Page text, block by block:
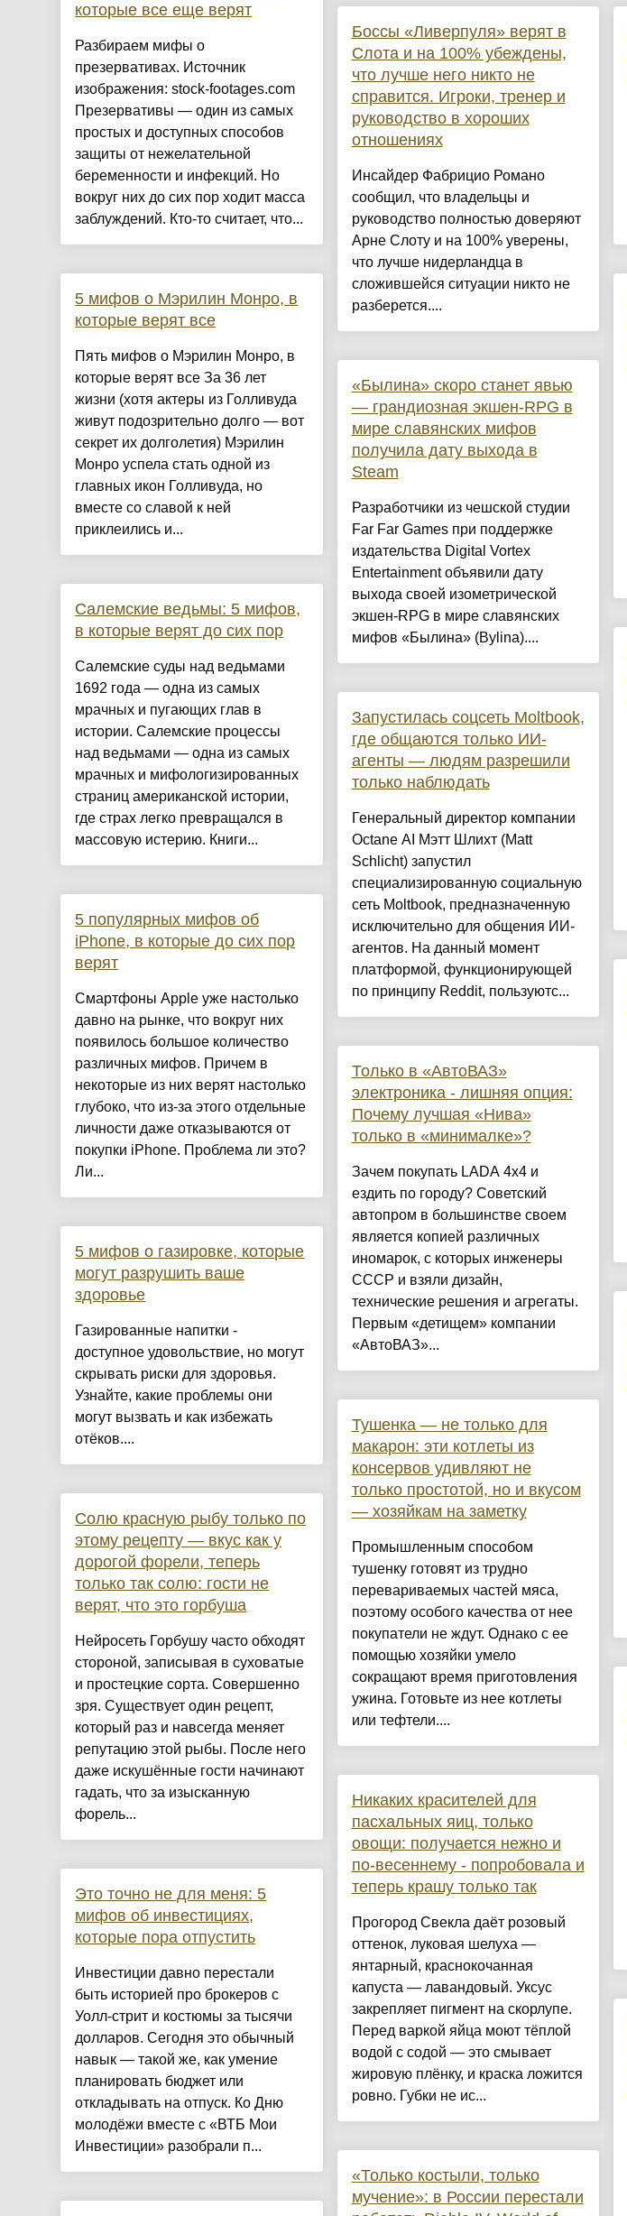
которые все еще верят
Разбираем мифы о
презервативах. Источник
изображения: stock-footages.com
Презервативы — один из самых
простых и доступных способов
защиты от нежелательной
беременности и инфекций. Но
вокруг них до сих пор ходит масса
заблуждений. Кто-то считает, что...
5 мифов о Мэрилин Монро, в
которые верят все
Пять мифов о Мэрилин Монро, в
которые верят все За 36 лет
жизни (хотя актеры из Голливуда
живут подозрительно долго — вот
секрет их долголетия) Мэрилин
Монро успела стать одной из
главных икон Голливуда, но
вместе со славой к ней
приклеились и...
Салемские ведьмы: 5 мифов,
в которые верят до сих пор
Салемские суды над ведьмами
1692 года — одна из самых
мрачных и пугающих глав в
истории. Салемские процессы
над ведьмами — одна из самых
мрачных и мифологизированных
страниц американской истории,
где страх легко превращался в
массовую истерию. Книги...
5 популярных мифов об
iPhone, в которые до сих пор
верят
Смартфоны Apple уже настолько
давно на рынке, что вокруг них
появилось большое количество
различных мифов. Причем в
некоторые из них верят настолько
глубоко, что из-за этого отдельные
личности даже отказываются от
покупки iPhone. Проблема ли это?
Ли...
5 мифов о газировке, которые
могут разрушить ваше
здоровье
Газированные напитки -
доступное удовольствие, но могут
скрывать риски для здоровья.
Узнайте, какие проблемы они
могут вызвать и как избежать
отёков....
Солю красную рыбу только по
этому рецепту — вкус как у
дорогой форели, теперь
только так солю: гости не
верят, что это горбуша
Нейросеть Горбушу часто обходят
стороной, записывая в суховатые
и простецкие сорта. Совершенно
зря. Существует один рецепт,
который раз и навсегда меняет
репутацию этой рыбы. После него
даже искушённые гости начинают
гадать, что за изысканную
форель...
Это точно не для меня: 5
мифов об инвестициях,
которые пора отпустить
Инвестиции давно перестали
быть историей про брокеров с
Уолл-стрит и костюмы за тысячи
долларов. Сегодня это обычный
навык — такой же, как умение
планировать бюджет или
откладывать на отпуск. Ко Дню
молодёжи вместе с «ВТБ Мои
Инвестиции» разобрали п...
Боссы «Ливерпуля» верят в
Слота и на 100% убеждены,
что лучше него никто не
справится. Игроки, тренер и
руководство в хороших
отношениях
Инсайдер Фабрицио Романо
сообщил, что владельцы и
руководство полностью доверяют
Арне Слоту и на 100% уверены,
что лучше нидерландца в
сложившейся ситуации никто не
разберется....
«Былина» скоро станет явью
— грандиозная экшен-RPG в
мире славянских мифов
получила дату выхода в
Steam
Разработчики из чешской студии
Far Far Games при поддержке
издательства Digital Vortex
Entertainment объявили дату
выхода своей изометрической
экшен-RPG в мире славянских
мифов «Былина» (Bylina)....
Запустилась соцсеть Moltbook,
где общаются только ИИ-
агенты — людям разрешили
только наблюдать
Генеральный директор компании
Octane AI Мэтт Шлихт (Matt
Schlicht) запустил
специализированную социальную
сеть Moltbook, предназначенную
исключительно для общения ИИ-
агентов. На данный момент
платформой, функционирующей
по принципу Reddit, пользуютс...
Только в «АвтоВАЗ»
электроника - лишняя опция:
Почему лучшая «Нива»
только в «минималке»?
Зачем покупать LADA 4x4 и
ездить по городу? Советский
автопром в большинстве своем
является копией различных
иномарок, с которых инженеры
СССР и взяли дизайн,
технические решения и агрегаты.
Первым «детищем» компании
«АвтоВАЗ»...
Тушенка — не только для
макарон: эти котлеты из
консервов удивляют не
только простотой, но и вкусом
— хозяйкам на заметку
Промышленным способом
тушенку готовят из трудно
перевариваемых частей мяса,
поэтому особого качества от нее
покупатели не ждут. Однако с ее
помощью хозяйки умело
сокращают время приготовления
ужина. Готовьте из нее котлеты
или тефтели....
Никаких красителей для
пасхальных яиц, только
овощи: получается нежно и
по-весеннему - попробовала и
теперь крашу только так
Прогород Свекла даёт розовый
оттенок, луковая шелуха —
янтарный, краснокочанная
капуста — лавандовый. Уксус
закрепляет пигмент на скорлупе.
Перед варкой яйца моют тёплой
водой с содой — это смывает
жировую плёнку, и краска ложится
ровно. Губки не ис...
«Только костыли, только
мучение»: в России перестали